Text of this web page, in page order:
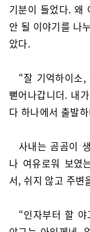
기분이 들었다. 왜
안 될 이야기를 나
았다.
“잘 기억하이소
뻗어나갑니더. 내
다 하나에서 출발
사내는 곰곰이
나 여유로워 보였
서, 쉬지 않고 주변
“인자부터 할